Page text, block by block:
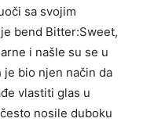
sa svojim
bend Bitter:Sweet,
i našle su se u
je bio njen način da
vlastiti glas u
nosile duboku